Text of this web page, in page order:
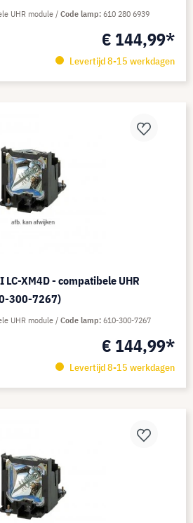
€ 144,99*
Levertijd 8-15 werkdagen
UHR module Code lamp 610 280 6939
XM4D - compatibele UHR
300-7267)
€ 144,99*
Levertijd 8-15 werkdagen
UHR module Code lamp 610-300-7267